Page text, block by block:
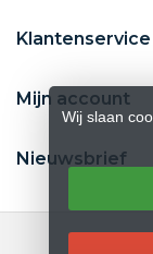
Klantenservice
Mijn account
Nieuwsbrief
Wij slaan